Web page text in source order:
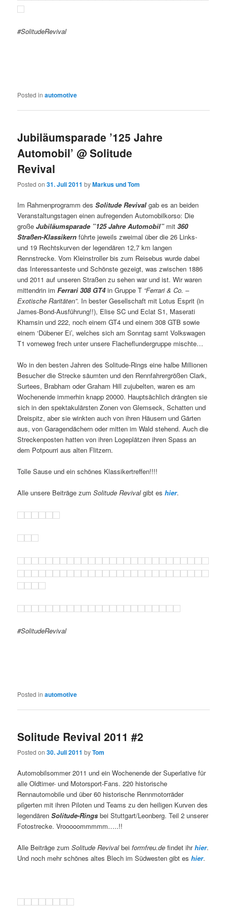
#SolitudeRevival
Posted in automotive
Jubiläumsparade ’125 Jahre
Automobil’ @ Solitude
Revival
Posted on31. Juli 2011 byMarkus und Tom
Im Rahmenprogramm desSolitude Revival gab es an beiden
Veranstaltungstagen einen aufregenden Automobilkorso: Die
großeJubiläumsparade ”125 Jahre Automobil” mit360
Straßen-Klassikern führte jeweils zweimal über die 26 Links-
und 19 Rechtskurven der legendären 12,7 km langen
Rennstrecke. Vom Kleinstroller bis zum Reisebus wurde dabei
das Interessanteste und Schönste gezeigt, was zwischen 1886
und 2011 auf unseren Straßen zu sehen war und ist. Wir waren
mittendrin imFerrari 308 GT4in Gruppe T “Ferrari & Co. –
Exotische Raritäten”. In bester Gesellschaft mit Lotus Esprit (in
James-Bond-Ausführung!!), Elise SC und Eclat S1, Maserati
Khamsin und 222, noch einem GT4 und einem 308 GTB sowie
einem ‘Dübener Ei’, welches sich am Sonntag samt Volkswagen
T1 vorneweg frech unter unsere Flacheflundergruppe mischte…
Wo in den besten Jahren des Solitude-Rings eine halbe Millionen
Besucher die Strecke säumten und den Rennfahrergrößen Clark,
Surtees, Brabham oder Graham Hill zujubelten, waren es am
Wochenende immerhin knapp 20000. Hauptsächlich drängten sie
sich in den spektakulärsten Zonen von Glemseck, Schatten und
Dreispitz, aber sie winkten auch von ihren Häusern und Gärten
aus, von Garagendächern oder mitten im Wald stehend. Auch die
Streckenposten hatten von ihren Logeplätzen ihren Spass an
dem Potpourri aus alten Flitzern.
Tolle Sause und ein schönes Klassikertreffen!!!!
Alle unsere Beiträge zumSolitude Revivalgibt eshier.
#SolitudeRevival
Posted in automotive
Solitude Revival 2011 #2
Posted on30. Juli 2011 byTom
Automobilsommer 2011 und ein Wochenende der Superlative für
alle Oldtimer- und Motorsport-Fans. 220 historische
Rennautomobile und über 60 historische Rennmotorräder
pilgerten mit ihren Piloten und Teams zu den heiligen Kurven des
legendärenSolitude-Rings bei Stuttgart/Leonberg. Teil 2 unserer
Fotostrecke. Vrooooommmmm…..!!
Alle Beiträge zumSolitude Revivalbeiformfreu.defindet ihrhier.
Und noch mehr schönes altes Blech im Südwesten gibt eshier.